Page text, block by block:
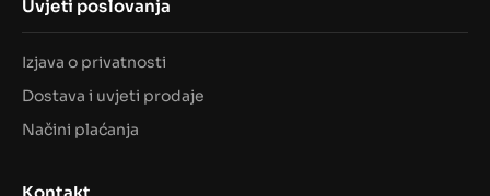
Uvjeti poslovanja
Izjava o privatnosti
Dostava i uvjeti prodaje
Načini plaćanja